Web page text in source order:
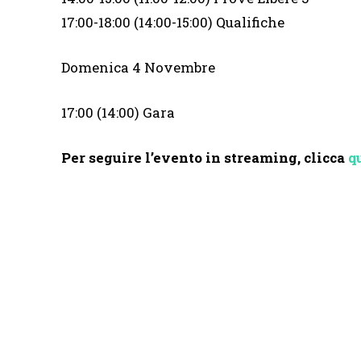
17:00-18:00 (14:00-15:00) Qualifiche
Domenica 4 Novembre
17:00 (14:00) Gara
Per seguire l’evento in streaming, clicca